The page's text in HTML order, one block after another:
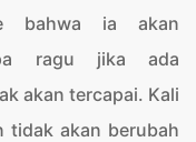
bahwa ia akan
ragu jika ada
akan tercapai. Kali
tidak akan berubah